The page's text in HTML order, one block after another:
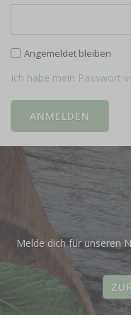
Angemeldet bleiben
Ich habe mein Passwort
Melde dich für unseren